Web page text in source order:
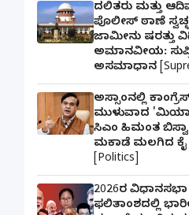
ದಲಿತರು ಮತ್ತು
ಪೊಲೀಸ್ ಠಾಣೆ
ಜಾಮೀನು ಷರತ್ತು
ಅಮಾನವೀಯ:
ಅಸಮಾಧಾನ
ಅಸ್ಸಾಂನಲ್ಲಿ
ಮುಳುವಾದ
ಸಿಎಂ ಹಿಮಂತ ಬಿಸ್ವಾ
ಮಕಾಡೆ ಮಲಗಿದ
[Politics]
2026ರ
ಫಲಿತಾಂಶದಲ್ಲಿ